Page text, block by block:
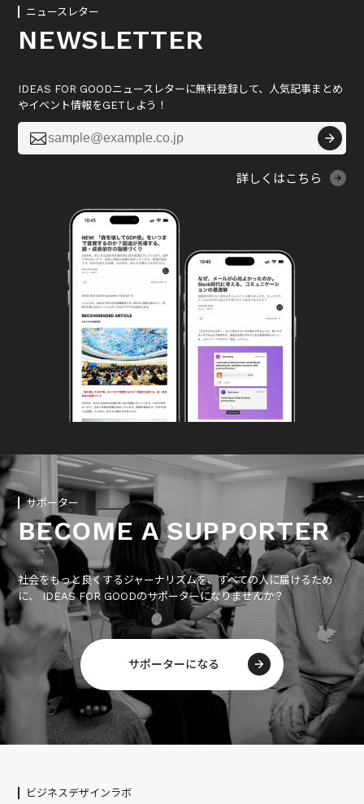
ニュースレター
NEWSLETTER
IDEAS FOR GOODニュースレターに無料登録して、人気記事まとめ
やイベント情報をGETしよう！

詳しくはこちら
サポーター
BECOME A SUPPORTER
社会をもっと良くするジャーナリズムを、すべての人に届けるため
に、 IDEAS FOR GOODのサポーターになりませんか？
サポーターになる
ビジネスデザインラボ